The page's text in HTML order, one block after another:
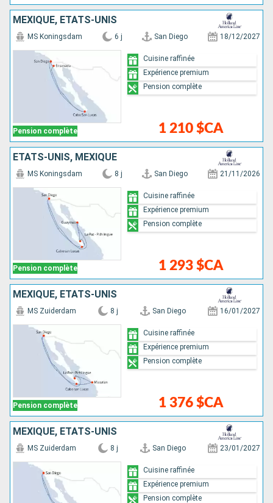
MEXIQUE, ÉTATS-UNIS
Pension complète
MS Koningsdam 6 j San Diego 18/12/2027
1 210 $CA
Cuisine raffinée
Expérience premium
Pension complète
ÉTATS-UNIS, MEXIQUE
Pension complète
MS Koningsdam 8 j San Diego 21/11/2026
1 293 $CA
Cuisine raffinée
Expérience premium
Pension complète
MEXIQUE, ÉTATS-UNIS
Pension complète
MS Zuiderdam 8 j San Diego 16/01/2027
1 376 $CA
Cuisine raffinée
Expérience premium
Pension complète
MEXIQUE, ÉTATS-UNIS
MS Zuiderdam 8 j San Diego 23/01/2027
Cuisine raffinée
Expérience premium
Pension complète